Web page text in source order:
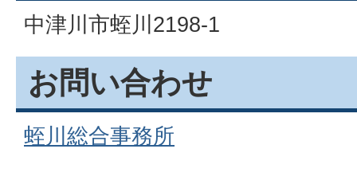
中津川市蛭川2198-1
お問い合わせ
蛭川総合事務所